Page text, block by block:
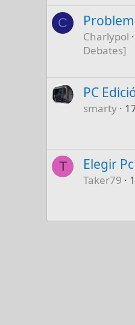
C
Charlypol
Debates]
PC
smarty
T Elegir
Taker79